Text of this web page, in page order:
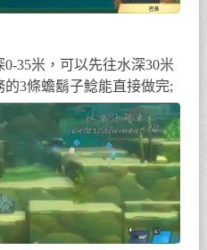
35米，可以先往水深30米
3條蟾鬍子鯰能直接做完;